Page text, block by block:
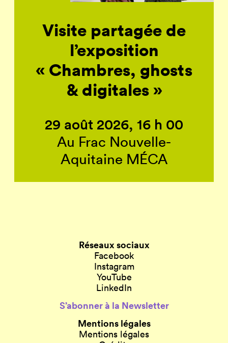
Visite partagée de
l’exposition
« Chambres, ghosts
& digitales »
29 août 2026, 16 h 00
Au Frac Nouvelle-
Aquitaine MÉCA
Réseaux sociaux
Facebook
Instagram
YouTube
LinkedIn
S’abonner à la Newsletter
Mentions légales
Mentions légales